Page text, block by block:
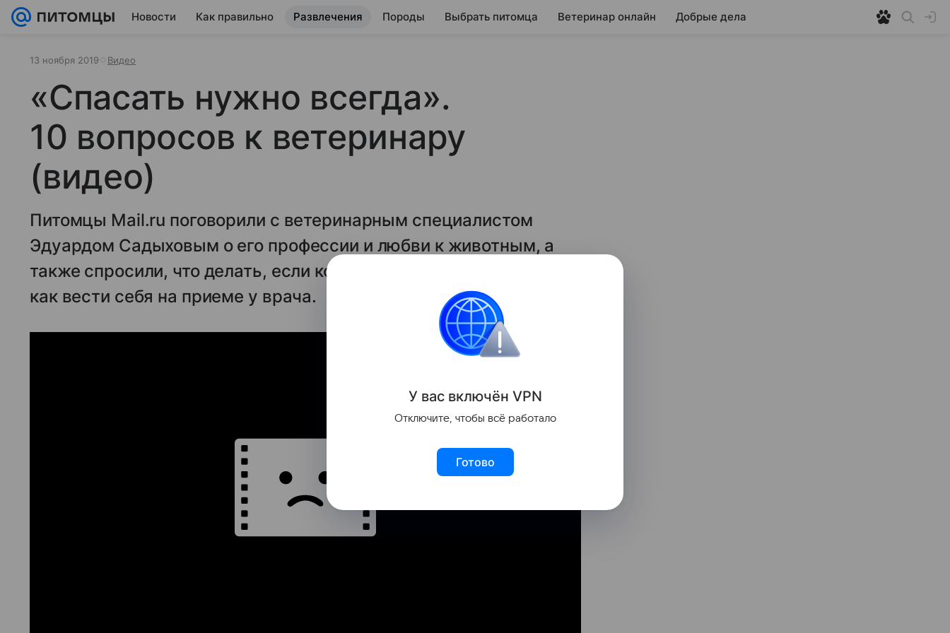
Новости Как правильно Развлечения Породы Выбрать питомца Ветеринар онлайн Добрые дела
13 ноября 2019 Видео
«Спасать нужно всегда».
10 вопросов к ветеринару
(видео)
Питомцы Mail.ru поговорили с ветеринарным специалистом
Эдуардом Садыховым о его профессии и любви к животным, а
также спросили, что делать, если кошке или собаке стало плохо и
как вести себя на приеме у врача.
У вас включён VPN
Отключите, чтобы всё работало
Готово